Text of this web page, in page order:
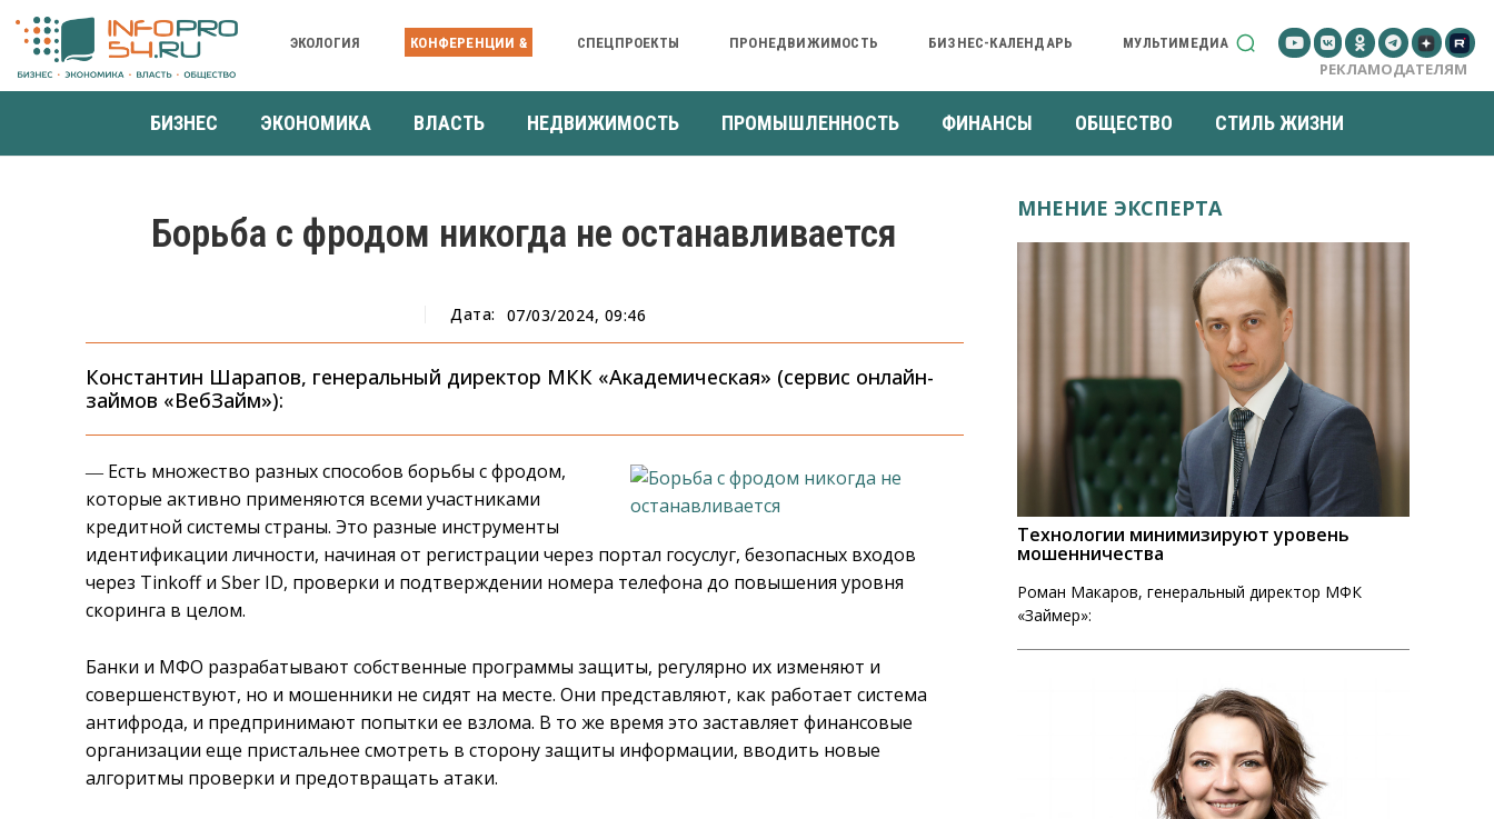
ЭКОЛОГИЯ КОНФЕРЕНЦИИ & СПЕЦПРОЕКТЫ ПРОНЕДВИЖИМОСТЬ БИЗНЕС-КАЛЕНДАРЬ МУЛЬТИМЕДИА
РЕКЛАМОДАТЕЛЯМ
БИЗНЕС ЭКОНОМИКА ВЛАСТЬ НЕДВИЖИМОСТЬ ПРОМЫШЛЕННОСТЬ ФИНАНСЫ ОБЩЕСТВО СТИЛЬ ЖИЗНИ
Борьба с фродом никогда не останавливается
Дата: 07/03/2024, 09:46
Константин Шарапов, генеральный директор МКК «Академическая» (сервис онлайн-
займов «ВебЗайм»):
― Есть множество разных способов борьбы с фродом,
которые активно применяются всеми участниками
кредитной системы страны. Это разные инструменты
идентификации личности, начиная от регистрации через портал госуслуг, безопасных входов
через Tinkoff и Sber ID, проверки и подтверждении номера телефона до повышения уровня
скоринга в целом.
Банки и МФО разрабатывают собственные программы защиты, регулярно их изменяют и
совершенствуют, но и мошенники не сидят на месте. Они представляют, как работает система
антифрода, и предпринимают попытки ее взлома. В то же время это заставляет финансовые
организации еще пристальнее смотреть в сторону защиты информации, вводить новые
алгоритмы проверки и предотвращать атаки.
МНЕНИЕ ЭКСПЕРТА
Технологии минимизируют уровень
мошенничества
Роман Макаров, генеральный директор МФК
«Займер»: